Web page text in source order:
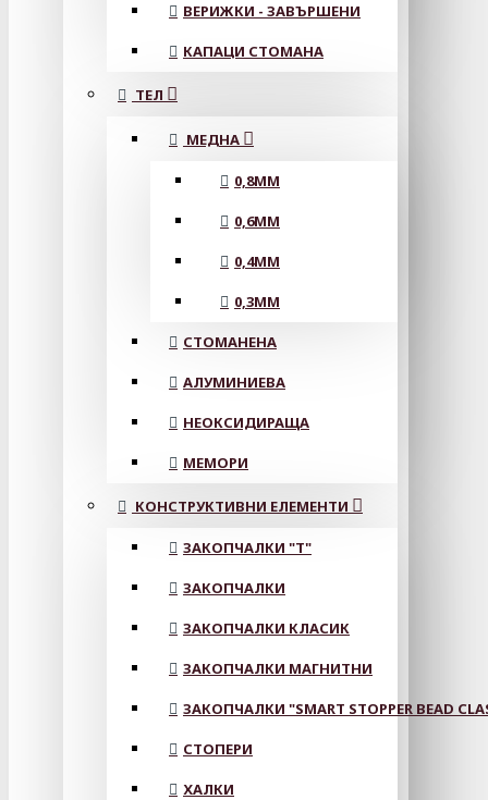
ВЕРИЖКИ - ЗАВЪРШЕНИ
КАПАЦИ СТОМАНА
ТЕЛ
МЕДНА
0,8MM
0,6MM
0,4MM
0,3MM
СТОМАНЕНА
АЛУМИНИЕВА
НЕОКСИДИРАЩА
МЕМОРИ
КОНСТРУКТИВНИ ЕЛЕМЕНТИ
ЗАКОПЧАЛКИ "Т"
ЗАКОПЧАЛКИ
ЗАКОПЧАЛКИ КЛАСИК
ЗАКОПЧАЛКИ МАГНИТНИ
ЗАКОПЧАЛКИ "SMART STOPPER BEAD
СТОПЕРИ
ХАЛКИ